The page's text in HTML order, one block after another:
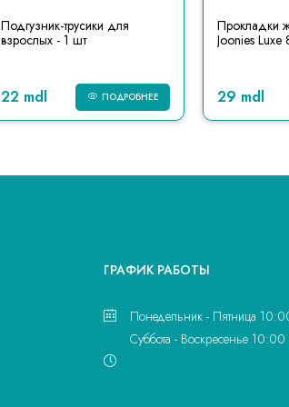
Подгузник-трусики для
взрослых - 1 шт
22 mdl ПОДРОБНЕЕ
Прокладки
Joonies Luxe
29 mdl
ГРАФИК РАБОТЫ
Понедельник - Пятница
Суббота - Воскресенье